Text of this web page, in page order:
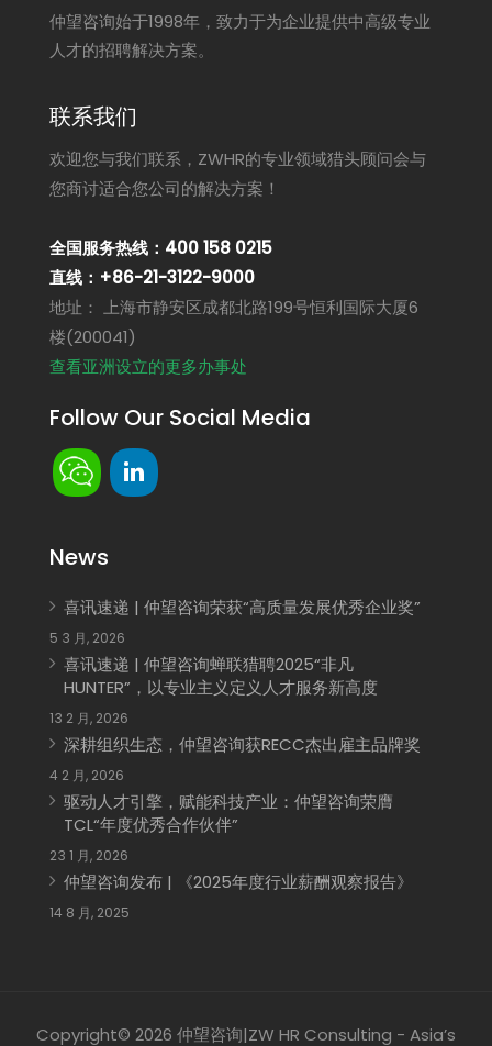
仲望咨询始于1998年，致力于为企业提供中高级专业
人才的招聘解决方案。
联系我们
欢迎您与我们联系，ZWHR的专业领域猎头顾问会与
您商讨适合您公司的解决方案！
全国服务热线：400 158 0215
直线：+86-21-3122-9000
地址： 上海市静安区成都北路199号恒利国际大厦6
楼(200041)
查看亚洲设立的更多办事处
Follow Our Social Media
News
喜讯速递 | 仲望咨询荣获“高质量发展优秀企业奖”
5 3 月, 2026
喜讯速递 | 仲望咨询蝉联猎聘2025“非凡
HUNTER”，以专业主义定义人才服务新高度
13 2 月, 2026
深耕组织生态，仲望咨询获RECC杰出雇主品牌奖
4 2 月, 2026
驱动人才引擎，赋能科技产业：仲望咨询荣膺
TCL“年度优秀合作伙伴”
23 1 月, 2026
仲望咨询发布 | 《2025年度行业薪酬观察报告》
14 8 月, 2025
Copyright© 2026 仲望咨询|ZW HR Consulting - Asia’s